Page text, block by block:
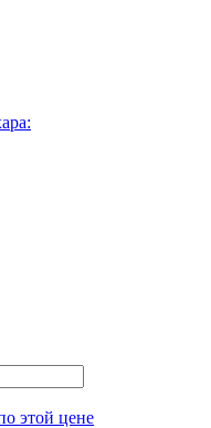
этой цене